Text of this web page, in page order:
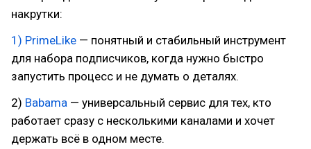
накрутки:
1) PrimeLike — понятный и стабильный инструмент
для набора подписчиков, когда нужно быстро
запустить процесс и не думать о деталях.
2) Babama — универсальный сервис для тех, кто
работает сразу с несколькими каналами и хочет
держать всё в одном месте.